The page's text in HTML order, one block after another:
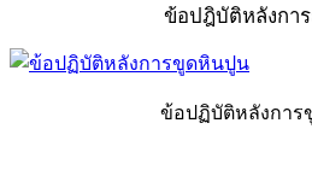
ข้อปฎิบัติหลังกา
ข้อปฏิบัติหลังการ